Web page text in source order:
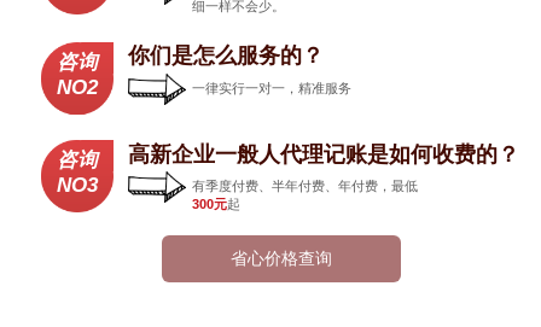
细一样不会少。
咨询
NO2
你们是怎么服务的？
一律实行一对一，精准服务
咨询
NO3
高新企业一般人代理记账是如何收费的？
有季度付费、半年付费、年付费，最低
300元起
省心价格查询